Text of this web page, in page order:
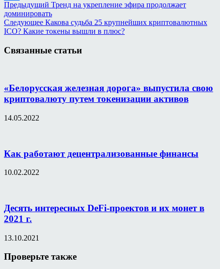
Отправить
Предыдущий Тренд на укрепление эфира продолжает
доминировать
Следующее Какова судьба 25 крупнейших криптовалютных
ICO? Какие токены вышли в плюс?
Связанные статьи
«Белорусская железная дорога» выпустила свою
криптовалюту путем токенизации активов
14.05.2022
Как работают децентрализованные финансы
10.02.2022
Десять интересных DeFi-проектов и их монет в
2021 г.
13.10.2021
Проверьте также